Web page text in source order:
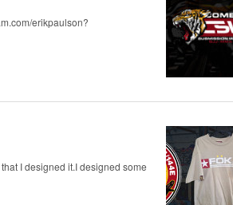
erikpaulson?
I designed it.I designed some